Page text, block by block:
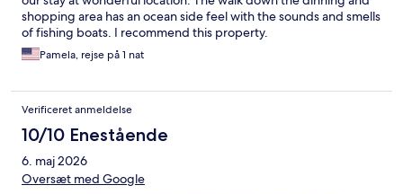
shopping area has an ocean side feel with the sounds and smells
of fishing boats. I recommend this property.
Pamela, rejse på 1 nat
Verificeret anmeldelse
10/10 Enestående
6. maj 2026
Oversæt med Google